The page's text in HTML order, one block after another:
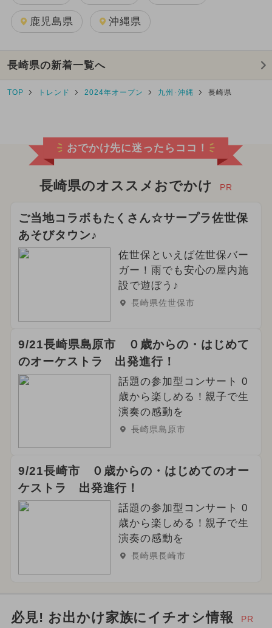
鹿児島県 沖縄県
長崎県の新着一覧へ
TOP トレンド 2024年オープン 九州･沖縄 長崎県
おでかけ先に迷ったらココ！
長崎県のオススメおでかけ PR
ご当地コラボもたくさん☆サープラ佐世保
あそびタウン♪
佐世保といえば佐世保バー
ガー！雨でも安心の屋内施
設で遊ぼう♪
長崎県佐世保市
9/21長崎県島原市 ０歳からの・はじめて
のオーケストラ 出発進行！
話題の参加型コンサート 0
歳から楽しめる！親子で生
演奏の感動を
長崎県島原市
9/21長崎市 ０歳からの・はじめてのオー
ケストラ 出発進行！
話題の参加型コンサート 0
歳から楽しめる！親子で生
演奏の感動を
長崎県長崎市
必見! お出かけ家族にイチオシ情報 PR